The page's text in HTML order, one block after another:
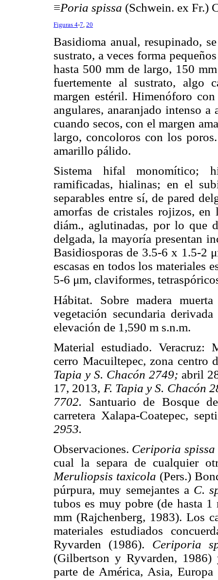
≡Poria spissa (Schwein. ex Fr.)
Figuras 4-7 20
Basidioma anual, resupinado,
sustrato, a veces forma
hasta 500 mm de largo, 150
fuertemente al sustrato, algo
margen estéril. Himenóforo
angulares, anaranjado intenso
cuando secos, con el margen
largo, concoloros con los
amarillo pálido.
Sistema hifal monomítico;
ramificadas, hialinas; en el
separables entre sí, de pared
amorfas de cristales rojizos,
diám., aglutinadas, por lo que
delgada, la mayoría presentan
Basidiosporas de 3.5-6 x 1.5-2
escasas en todos los materiales
5-6 μm, claviformes,
Hábitat. Sobre madera
vegetación secundaria
elevación de 1,590 m s.n.m.
Material estudiado. Veracruz:
cerro Macuiltepec, zona
Tapia y S. Chacón 2749; abril
17, 2013, F. Tapia y S. Chacón
7702. Santuario de Bosque
carretera Xalapa-Coatepec,
2953.
Observaciones. Ceriporia spissa
cual la separa de cualquier
Meruliopsis taxicola (Pers.)
púrpura, muy semejantes a C.
tubos es muy pobre (de hasta
mm (Rajchenberg, 1983). Los
materiales estudiados
Ryvarden (1986). Ceriporia
(Gilbertson y Ryvarden,
parte de América, Asia,